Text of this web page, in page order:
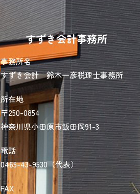
すずき会計事務所
事務所名
すずき会計 鈴木一彦税理士事務所
所在地
〒250-0854
神奈川県小田原市飯田岡91-3
電話
0465-43-9530（代表）
FAX